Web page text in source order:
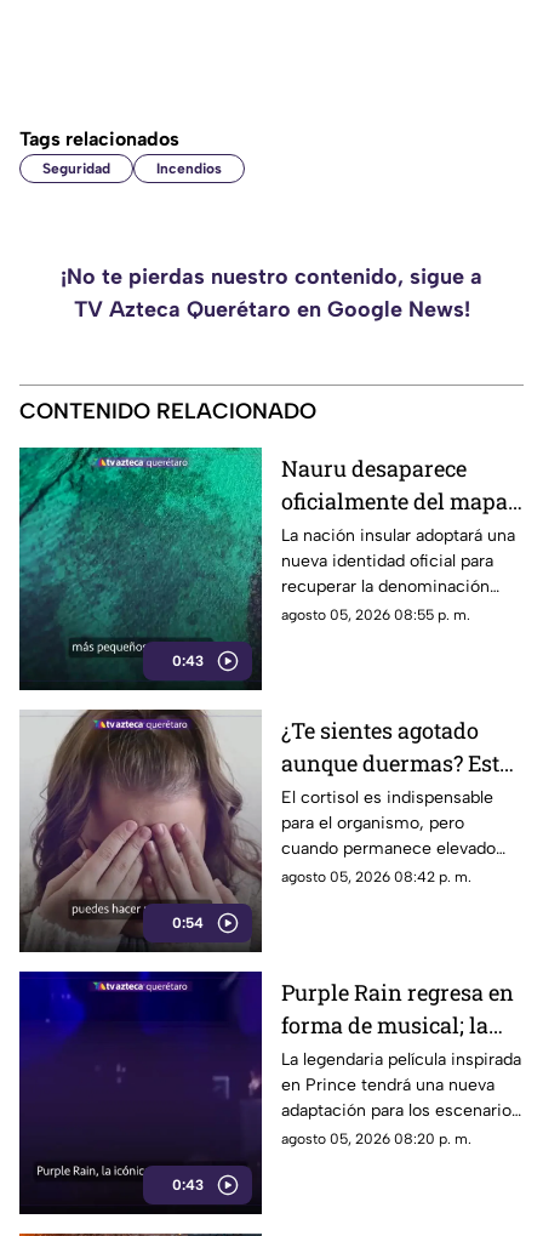
Tags relacionados
Seguridad Incendios
¡No te pierdas nuestro contenido, sigue a
TV Azteca Querétaro en Google News!
CONTENIDO RELACIONADO
0:43
Nauru desaparece
oficialmente del mapa:
el pequeño país cambia
de nombre
La nación insular adoptará una
nueva identidad oficial para
recuperar la denominación
utilizada por sus propios
agosto 05, 2026 08:55 p. m.
0:54
¿Te sientes agotado
aunque duermas? Estos
hábitos pueden ayudar
a regular el cortisol
El cortisol es indispensable
para el organismo, pero
cuando permanece elevado
por largos periodos puede
agosto 05, 2026 08:42 p. m.
0:43
Purple Rain regresa en
forma de musical; la
historia de Prince
llegará renovada
La legendaria película inspirada
en Prince tendrá una nueva
adaptación para los escenarios
con un enfoque distinto al de
agosto 05, 2026 08:20 p. m.